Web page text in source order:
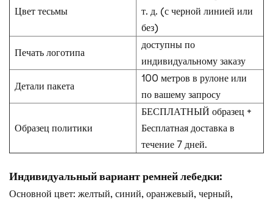
Цвет тесьмы
т. д. (с черной линией или
без)
Печать логотипа
доступны по
индивидуальному заказу
Детали пакета
100 метров в рулоне или
по вашему запросу
Образец политики
БЕСПЛАТНЫЙ образец +
Бесплатная доставка в
течение 7 дней.
Индивидуальный вариант ремней лебедки:
Основной цвет: желтый, синий, оранжевый, черный,